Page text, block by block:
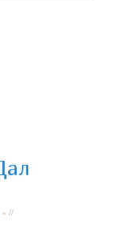
» //